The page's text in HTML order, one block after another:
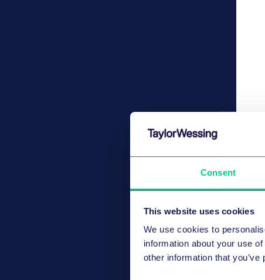
Consent
This website uses cookies
We use cookies to
information about your use
other information that